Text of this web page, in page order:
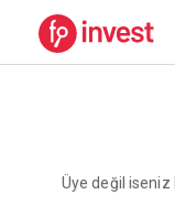
Üye değil iseniz